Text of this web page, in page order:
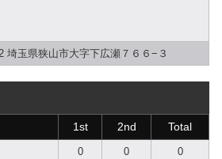
埼玉県狭山市大字下広瀬７６６−３
1st 2nd Total
0 0
0